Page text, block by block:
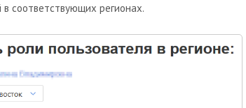
соответствующих регионах.